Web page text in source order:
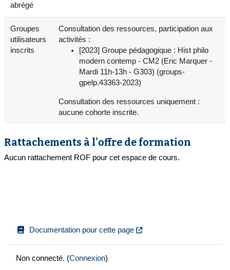
abrégé
Groupes
utilisateurs
inscrits
Consultation des ressources, participation aux
activités :
[2023] Groupe pédagogique : Hist philo
modern contemp - CM2 (Eric Marquer -
Mardi 11h-13h - G303) (groups-
gpelp.43363-2023)
Consultation des ressources uniquement :
aucune cohorte inscrite.
Rattachements à l'offre de formation
Aucun rattachement ROF pour cet espace de cours.
Documentation pour cette page
Non connecté. (Connexion)